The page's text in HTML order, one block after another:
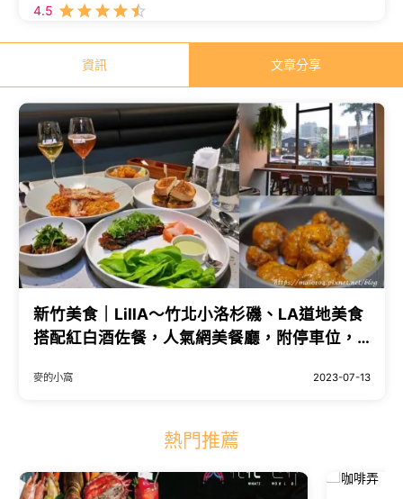
4.5
資訊 文章分享
新竹美食｜LillA～竹北小洛杉磯、LA道地美食
搭配紅白酒佐餐，人氣網美餐廳，附停車位，
麥的小窩 2023-07-13
熱門推薦